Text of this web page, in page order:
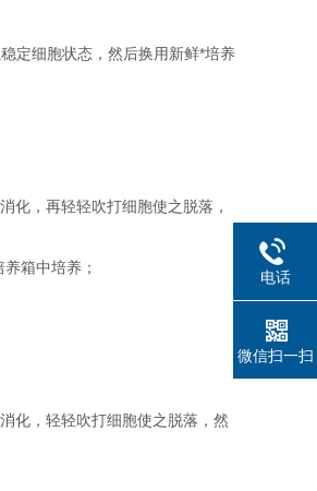
定细胞状态，然后换用新鲜*培养
化，再轻轻吹打细胞使之脱落，
箱中培养；
化，轻轻吹打细胞使之脱落，然
电话
微信扫一扫